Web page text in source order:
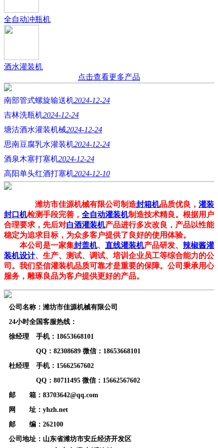
全自动冲瓶机
酒水灌装机
点击查看更多产品
南部管式螺旋输送机2024-12-24
吉林洗瓶机2024-12-24
塘沽酒水灌装机械2024-12-24
思南豆腐乳水灌装机2024-12-24
酒泉木塞打塞机2024-12-24
高阳单头红酒打塞机2024-12-10
潍坊市佳源机械有限公司制造封箱机品质优良， 灌装
封口机检测手段完善， 全自动灌装机制造技术精良。根据用户
合理要求，先后对白酒灌装机产品进行多次改良，产品以性能
稳定为追求目标，为众多客户提供了良好的使用体验。
本公司是一家集封盖机、 直线灌装机产品研发、 辣椒酱灌
装机设计、生产、测试、调试、培训企业员工等综合能力的公
司。我们坚信灌装机品质可靠才是重要的保障。公司秉承用心
服务，雕琢良品为客户提供更好的产品。
公司名称：潍坊市佳源机械有限公司
24小时全国客服热线：
徐经理 手机：18653668101
QQ：82308689 微信：18653668101
杜经理 手机：15662567602
QQ：80711495 微信：15662567602
邮 箱：83703642@qq.com
网 址：yhzh.net
邮 编：262100
公司地址：山东省潍坊市安丘经济开发区